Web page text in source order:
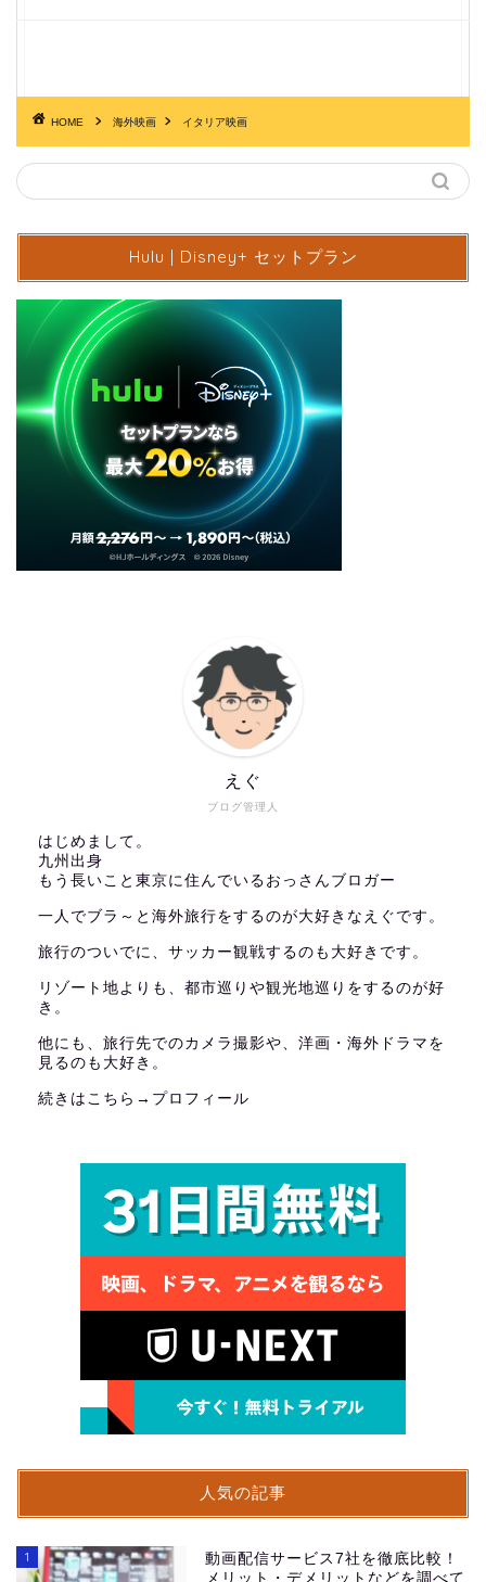
HOME 海外映画 イタリア映画
Hulu | Disney+ セットプラン
ブログ管理人
えぐ
はじめまして。
九州出身
もう長いこと東京に住んでいるおっさんブロガー
一人でブラ～と海外旅行をするのが大好きなえぐです。
旅行のついでに、サッカー観戦するのも大好きです。
リゾート地よりも、都市巡りや観光地巡りをするのが好
き。
他にも、旅行先でのカメラ撮影や、洋画・海外ドラマを
見るのも大好き。
続きはこちら→ プロフィール
人気の記事
1
動画配信サービス7社を徹底比較！
メリット・デメリットなどを調べて